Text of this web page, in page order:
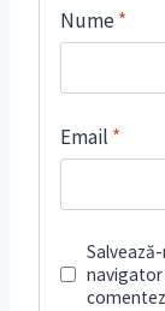
Nume*
Email *
navigator